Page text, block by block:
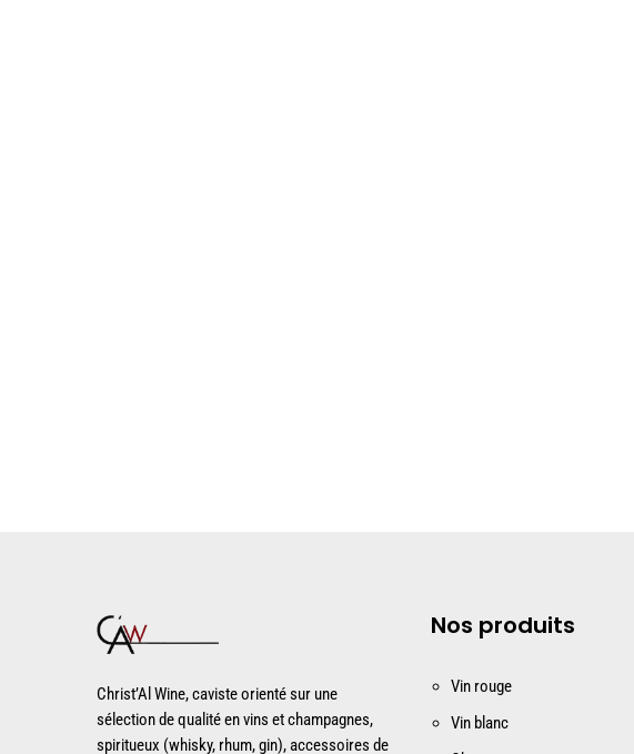
Christ’Al Wine, caviste orienté sur une
sélection de qualité en vins et champagnes,
spiritueux (whisky, rhum, gin), accessoires de
Nos produits
Vin rouge
Vin blanc